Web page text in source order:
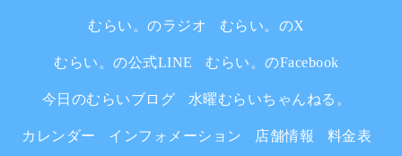
むらい。のラジオ むらい。のX
むらい。の公式LINE むらい。のFacebook
今日のむらいブログ 水曜むらいちゃんねる。
カレンダー インフォメーション 店舗情報 料金表